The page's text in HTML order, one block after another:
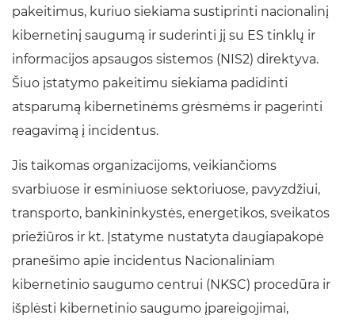
pakeitimus, kuriuo siekiama sustiprinti nacionalinį
kibernetinį saugumą ir suderinti jį su ES tinklų ir
informacijos apsaugos sistemos (NIS2) direktyva.
Šiuo įstatymo pakeitimu siekiama padidinti
atsparumą kibernetinėms grėsmėms ir pagerinti
reagavimą į incidentus.
Jis taikomas organizacijoms, veikiančioms
svarbiuose ir esminiuose sektoriuose, pavyzdžiui,
transporto, bankininkystės, energetikos, sveikatos
priežiūros ir kt. Įstatyme nustatyta daugiapakopė
pranešimo apie incidentus Nacionaliniam
kibernetinio saugumo centrui (NKSC) procedūra ir
išplėsti kibernetinio saugumo įpareigojimai,